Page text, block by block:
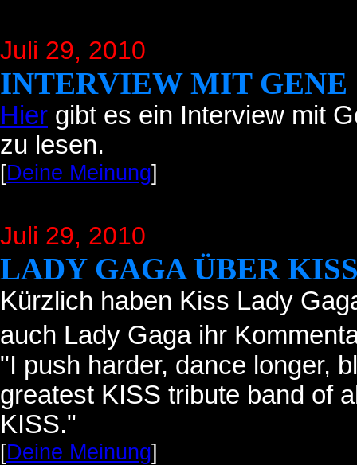
Juli 29, 2010
INTERVIEW MIT GENE
Hier gibt es ein Interview mit
zu lesen.
[Deine Meinung]
Juli 29, 2010
LADY GAGA ÜBER
Kürzlich haben Kiss Lady
auch Lady Gaga ihr
"I push harder, dance longer,
greatest KISS tribute band of
KISS."
[Deine Meinung]